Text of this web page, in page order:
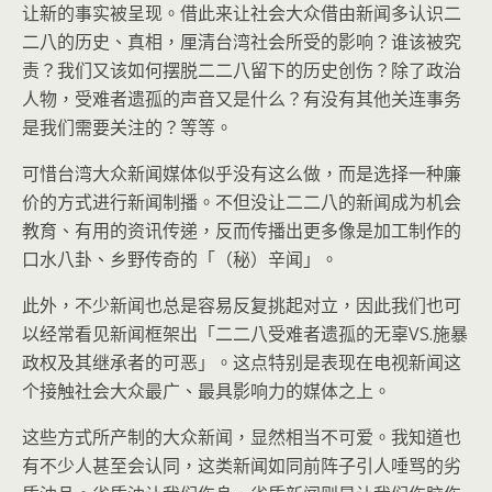
让新的事实被呈现。借此来让社会大众借由新闻多认识二
二八的历史、真相，厘清台湾社会所受的影响？谁该被究
责？我们又该如何摆脱二二八留下的历史创伤？除了政治
人物，受难者遗孤的声音又是什么？有没有其他关连事务
是我们需要关注的？等等。
可惜台湾大众新闻媒体似乎没有这么做，而是选择一种廉
价的方式进行新闻制播。不但没让二二八的新闻成为机会
教育、有用的资讯传递，反而传播出更多像是加工制作的
口水八卦、乡野传奇的「（秘）辛闻」。
此外，不少新闻也总是容易反复挑起对立，因此我们也可
以经常看见新闻框架出「二二八受难者遗孤的无辜VS.施暴
政权及其继承者的可恶」。这点特别是表现在电视新闻这
个接触社会大众最广、最具影响力的媒体之上。
这些方式所产制的大众新闻，显然相当不可爱。我知道也
有不少人甚至会认同，这类新闻如同前阵子引人唾骂的劣